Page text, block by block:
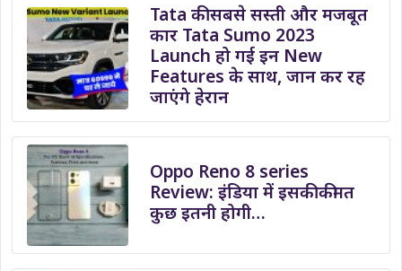
Tata की सबसे सस्ती और मजबूत
कार Tata Sumo 2023
Launch हो गई इन New
Features के साथ, जान कर रह
जाएंगे हेरान
Oppo Reno 8 series
Review: इंडिया में इसकी कीमत
कुछ इतनी होगी…